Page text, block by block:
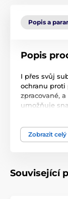
Popis a
Popis
I přes svůj
ochranu proti
zpracované,
umožňuje
připraven k
Vyrobeno z
polyuretan)
Zobrazit
Související